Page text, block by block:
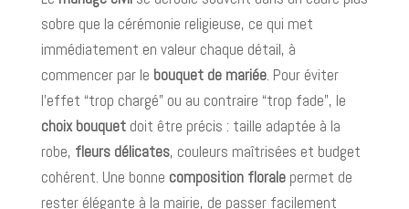
sobre que la cérémonie religieuse, ce qui met
immédiatement en valeur chaque détail, à
commencer par le bouquet de mariée. Pour éviter
l’effet “trop chargé” ou au contraire “trop fade”, le
choix bouquetdoit être précis : taille adaptée à la
robe, fleurs délicates, couleurs maîtrisées et budget
cohérent. Une bonne composition floralepermet de
rester élégante à la mairie, de passer facilement